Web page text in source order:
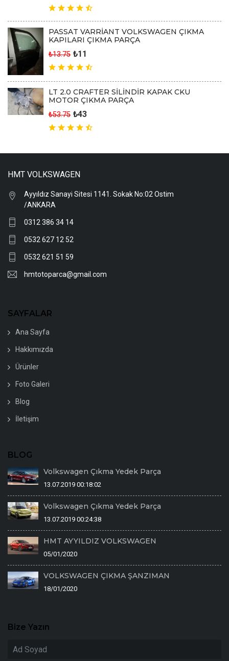
PASSAT VARRİANT VOLKSWAGEN ÇIKMA
KAPILARI ÇIKMA PARÇA
₺13.75 ₺11
LT 2.0 CRAFTER SİLİNDİR KAPAK CKU
MOTOR ÇIKMA PARÇA
₺53.75 ₺43
HMT VOLKSWAGEN
Ayyıldız Sanayi Sitesi 1141. Sokak No:02 Ostim
/ANKARA
0312 386 34 14
0532 627 12 52
0532 621 51 59
hmtotoparca@gmail.com
SAYFALAR
Ana Sayfa
Hakkımızda
Ürünler
Foto Galeri
Blog
İletişim
BLOG
Volkswagen Çıkma Yedek Parça
13.07.2019 00:18:02
Volkswagen Çıkma Yedek Parça
13.07.2019 00:24:38
HMT AYYILDIZ VOLKSWAGEN
05/01/2020
VOLKSWAGEN ÇIKMA ŞANZIMAN
18/01/2020
Bize Yazın